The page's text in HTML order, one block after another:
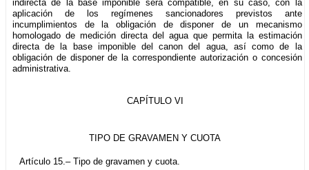
indirecta de la base imponible será compatible, en su caso, con la
aplicación de los regímenes sancionadores previstos ante
incumplimientos de la obligación de disponer de un mecanismo
homologado de medición directa del agua que permita la estimación
directa de la base imponible del canon del agua, así como de la
obligación de disponer de la correspondiente autorización o concesión
administrativa.
CAPÍTULO VI
TIPO DE GRAVAMEN Y CUOTA
Artículo 15.– Tipo de gravamen y cuota.